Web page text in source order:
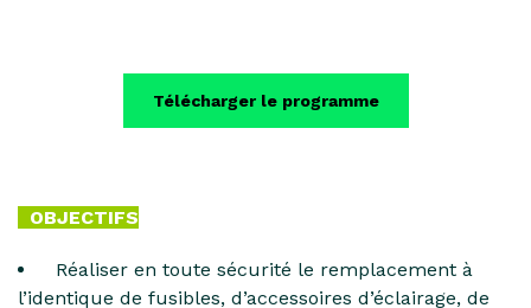
Télécharger le programme
OBJECTIFS
Réaliser en toute sécurité le remplacement à
l’identique de fusibles, d’accessoires d’éclairage, de